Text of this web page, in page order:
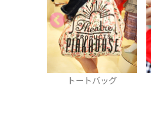
メガネ